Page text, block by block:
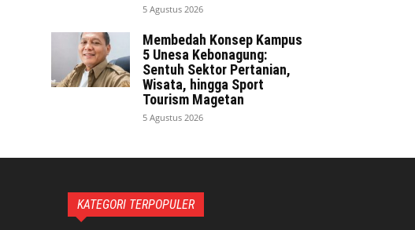
5 Agustus 2026
Membedah Konsep Kampus
5 Unesa Kebonagung:
Sentuh Sektor Pertanian,
Wisata, hingga Sport
Tourism Magetan
5 Agustus 2026
KATEGORI TERPOPULER